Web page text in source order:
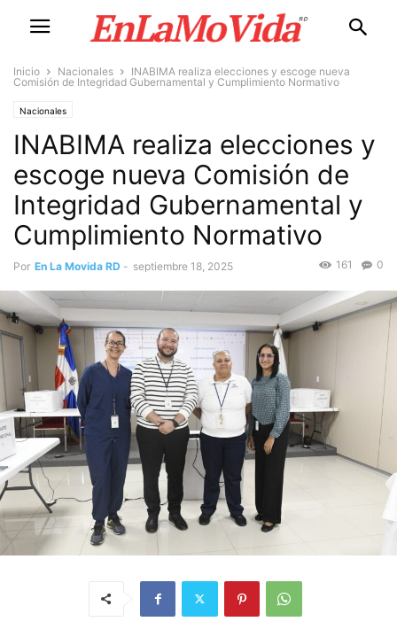
Inicio Nacionales
INABIMA realiza elecciones y escoge nueva
Comisión de Integridad Gubernamental y Cumplimiento Normativo
Nacionales
INABIMA realiza elecciones y
escoge nueva Comisión de
Integridad Gubernamental y
Cumplimiento Normativo
Por En La Movida RD - septiembre 18, 2025 0
161